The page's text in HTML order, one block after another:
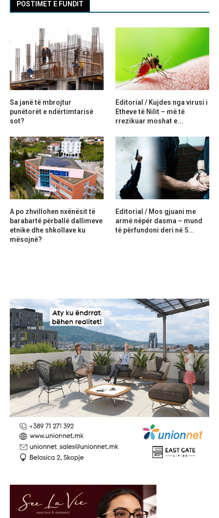
POSTIMET E FUNDIT
Sa janë të mbrojtur
punëtorët e ndërtimtarisë
sot?
Editorial / Kujdes nga virusi i
Etheve të Nilit – më të
rrezikuar moshat e...
A po zhvillohen nxënësit të
barabartë përballë dallimeve
etnike dhe shkollave ku
mësojnë?
Editorial / Mos gjuani me
armë nëpër dasma – mund
të përfundoni deri në 5...